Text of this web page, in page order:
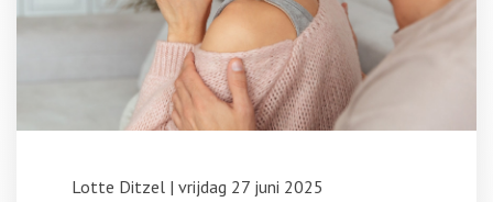
Lotte Ditzel | vrijdag 27 juni 2025